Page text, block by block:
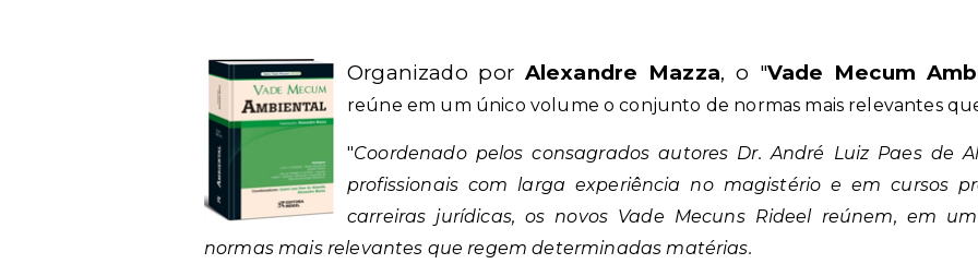
Organizado por Alexandre Mazza, o "Vade Mecum
reúne em um único volume o conjunto de normas mais relevantes
"Coordenado pelos consagrados autores Dr. André Luiz Paes de
profissionais com larga experiência no magistério e em cursos
carreiras jurídicas, os novos Vade Mecuns Rideel reúnem, em
normas mais relevantes que regem determinadas matérias.